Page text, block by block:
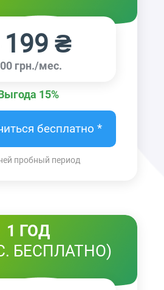
199 ₴
грн./мес.
15%
бесплатно *
пробный период
1 ГОД
БЕСПЛАТНО)